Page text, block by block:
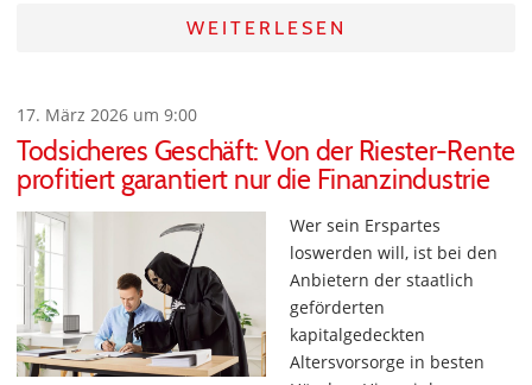
WEITERLESEN
17. März 2026 um 9:00
Todsicheres Geschäft: Von der Riester-Rente
profitiert garantiert nur die Finanzindustrie
Wer sein Erspartes
loswerden will, ist bei den
Anbietern der staatlich
geförderten
kapitalgedeckten
Altersvorsorge in besten